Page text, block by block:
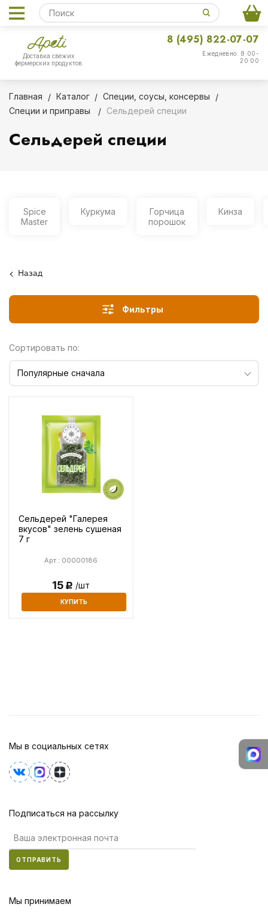
Доставка свежих
фермерских продуктов
Ежедневно: 8:00-
20:00
8 (495) 822-07-07
Главная Каталог
Специи, соусы, консервы
Специи и приправы
Сельдерей специи
Сельдерей специи
Spice
Master
Куркума
Горчица
порошок
Кинза
Назад
Фильтры
Сортировать по:
Популярные сначала
Сельдерей "Галерея
вкусов" зелень сушеная
7 г
Арт.: 00000186
15Р /шт
КУПИТЬ
Мы в социальных сетях
Подписаться на рассылку
ОТПРАВИТЬ
Мы принимаем